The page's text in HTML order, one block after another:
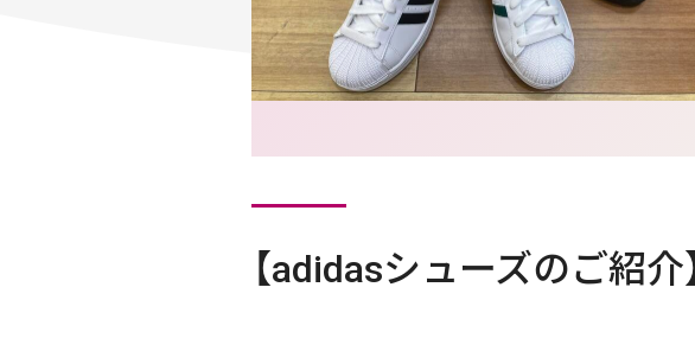
【adidasシューズのご紹介】